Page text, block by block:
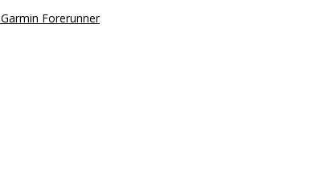
Garmin Forerunner